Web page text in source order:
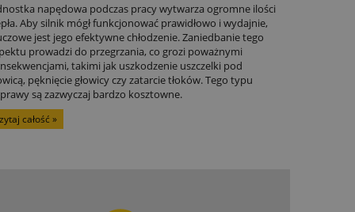
napędowa podczas pracy wytwarza ogromne ilości
Aby silnik mógł funkcjonować prawidłowo i wydajnie,
jest jego efektywne chłodzenie. Zaniedbanie tego
prowadzi do przegrzania, co grozi poważnymi
takimi jak uszkodzenie uszczelki pod
pęknięcie głowicy czy zatarcie tłoków. Tego typu
są zazwyczaj bardzo kosztowne.
całość »